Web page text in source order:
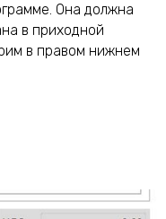
Она должна
в приходной
в правом нижнем